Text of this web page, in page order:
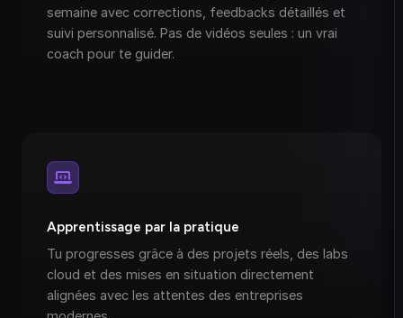
semaine avec corrections, feedbacks détaillés et
suivi personnalisé. Pas de vidéos seules : un vrai
coach pour te guider.
Apprentissage par la pratique
Tu progresses grâce à des projets réels, des labs
cloud et des mises en situation directement
alignées avec les attentes des entreprises